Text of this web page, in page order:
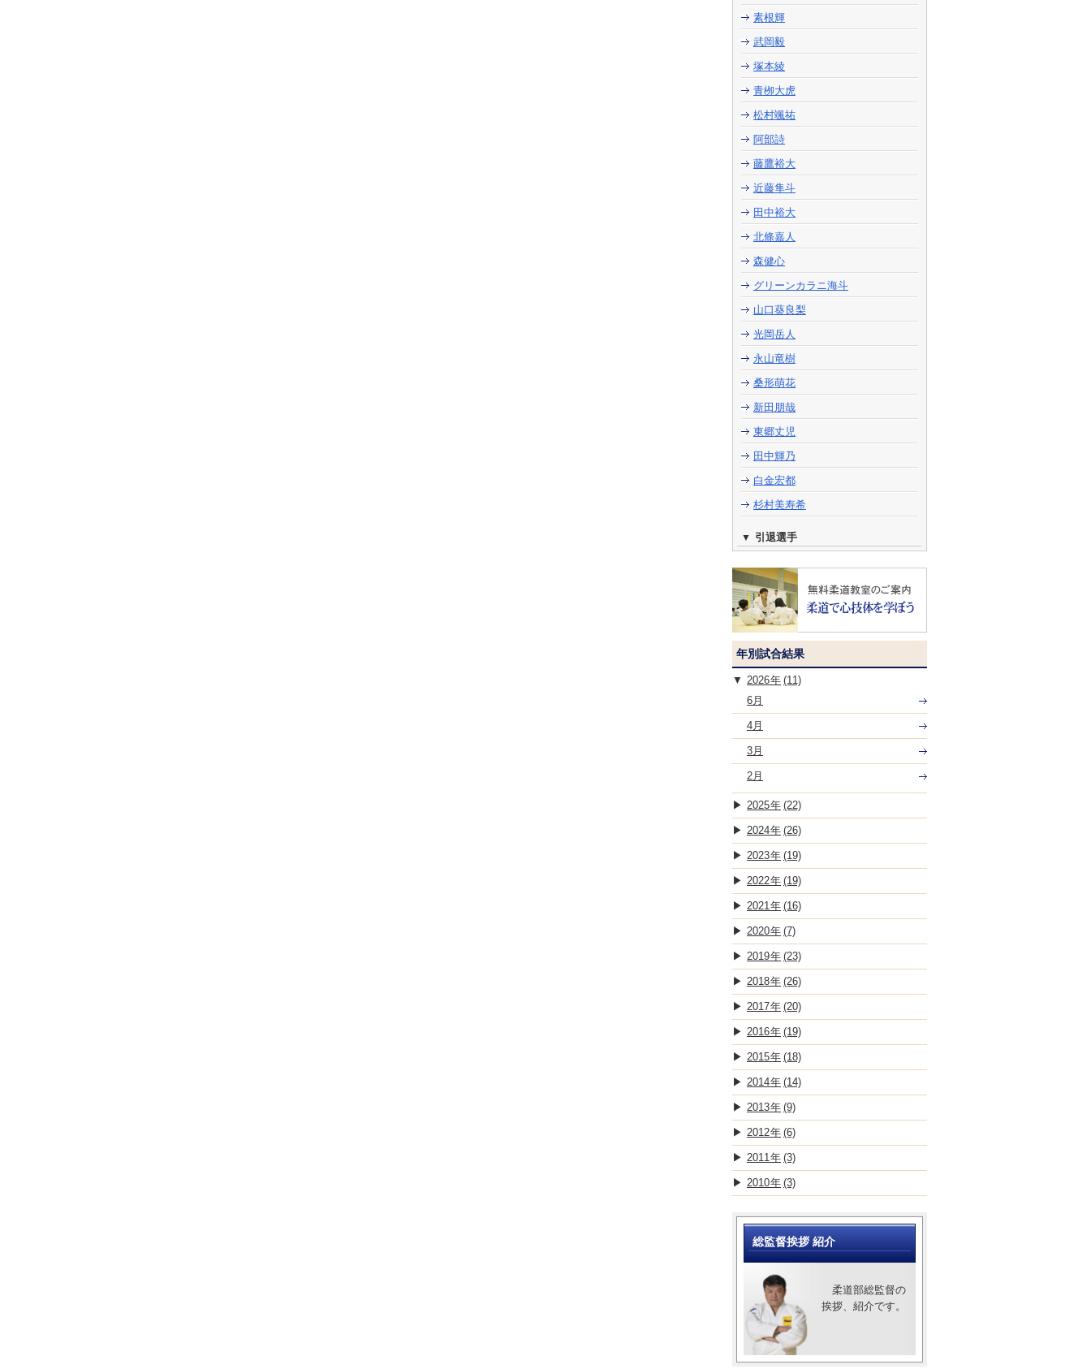
素根輝
武岡毅
塚本綾
青栁大虎
松村颯祐
阿部詩
藤鷹裕大
近藤隼斗
田中裕大
北條嘉人
森健心
グリーンカラニ海斗
山口葵良梨
光岡岳人
永山竜樹
桑形萌花
新田朋哉
東郷丈児
田中輝乃
白金宏都
杉村美寿希
引退選手
年別試合結果
2026
(11)
6月
4月
3月
2月
2025 (22)
2024 (26)
2023 (19)
2022 (19)
2021 (16)
2020 (7)
2019 (23)
2018 (26)
2017 (20)
2016 (19)
2015 (18)
2014 (14)
2013 (9)
2012 (6)
2011 (3)
2010 (3)
総監督挨拶 紹介
柔道部総監督の
挨拶、紹介です。